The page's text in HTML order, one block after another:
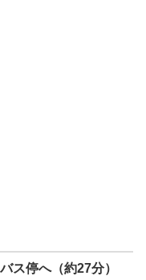
ス停へ（約27分）